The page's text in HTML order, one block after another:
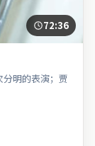
72:36
明的表演；贾